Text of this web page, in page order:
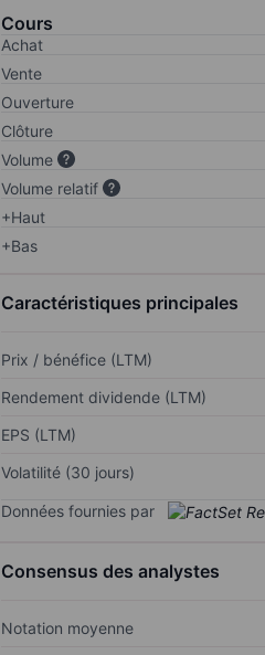
Cours
Achat
Vente
Ouverture
Clôture
Volume
Volume relatif
+Haut
+Bas
Caractéristiques principales
Prix / bénéfice (LTM)
Rendement dividende (LTM)
EPS (LTM)
Volatilité (30 jours)
Données fournies par
Consensus des analystes
Notation moyenne